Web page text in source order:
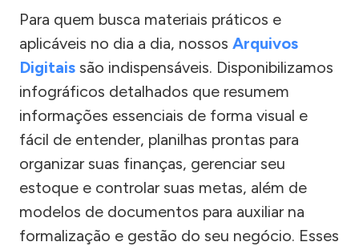
Para quem busca materiais práticos e
aplicáveis no dia a dia, nossos Arquivos
Digitais são indispensáveis. Disponibilizamos
infográficos detalhados que resumem
informações essenciais de forma visual e
fácil de entender, planilhas prontas para
organizar suas finanças, gerenciar seu
estoque e controlar suas metas, além de
modelos de documentos para auxiliar na
formalização e gestão do seu negócio. Esses